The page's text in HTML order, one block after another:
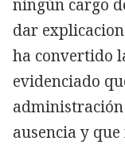
ningún cargo
dar
ha convertido
evidenciado
ausencia y